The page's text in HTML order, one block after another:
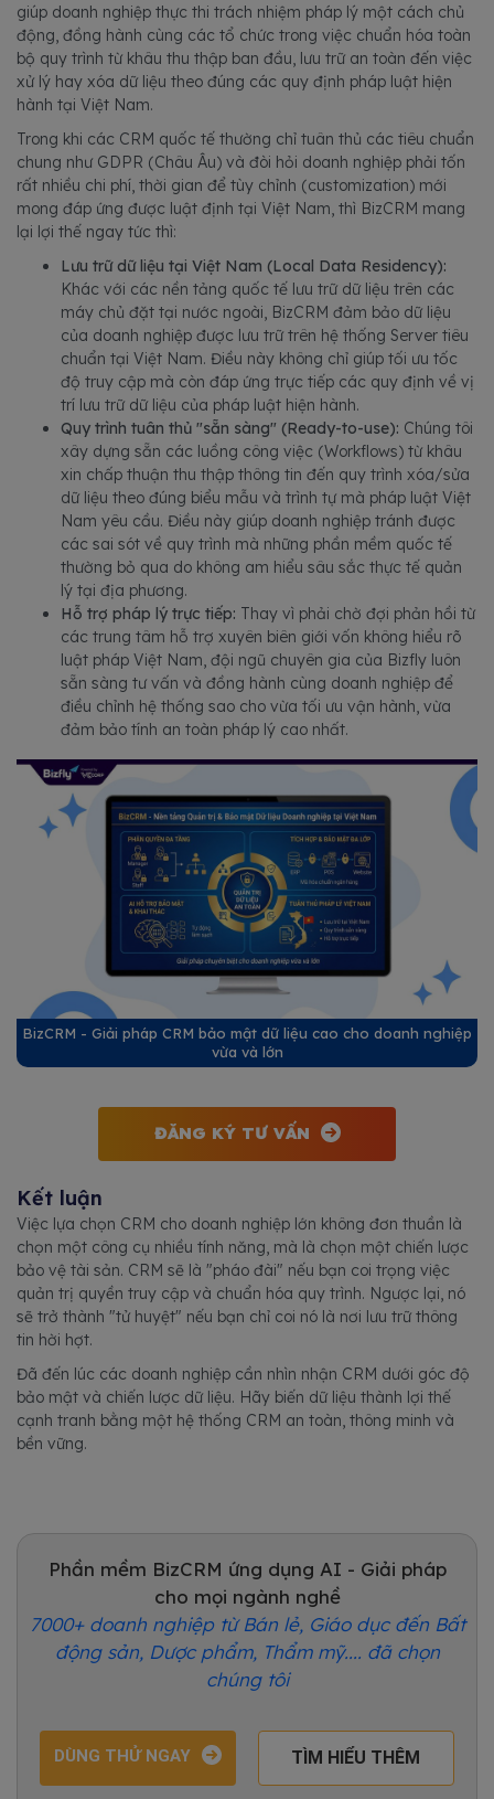
giúp doanh nghiệp thực thi trách nhiệm pháp lý một cách chủ
động, đồng hành cùng các tổ chức trong việc chuẩn hóa toàn
bộ quy trình từ khâu thu thập ban đầu, lưu trữ an toàn đến việc
xử lý hay xóa dữ liệu theo đúng các quy định pháp luật hiện
hành tại Việt Nam.
Trong khi các CRM quốc tế thường chỉ tuân thủ các tiêu chuẩn
chung như GDPR (Châu Âu) và đòi hỏi doanh nghiệp phải tốn
rất nhiều chi phí, thời gian để tùy chỉnh (customization) mới
mong đáp ứng được luật định tại Việt Nam, thì BizCRM mang
lại lợi thế ngay tức thì:
Lưu trữ dữ liệu tại Việt Nam (Local Data Residency):
Khác với các nền tảng quốc tế lưu trữ dữ liệu trên các
máy chủ đặt tại nước ngoài, BizCRM đảm bảo dữ liệu
của doanh nghiệp được lưu trữ trên hệ thống Server tiêu
chuẩn tại Việt Nam. Điều này không chỉ giúp tối ưu tốc
độ truy cập mà còn đáp ứng trực tiếp các quy định về vị
trí lưu trữ dữ liệu của pháp luật hiện hành.
Quy trình tuân thủ "sẵn sàng" (Ready-to-use): Chúng tôi
xây dựng sẵn các luồng công việc (Workflows) từ khâu
xin chấp thuận thu thập thông tin đến quy trình xóa/sửa
dữ liệu theo đúng biểu mẫu và trình tự mà pháp luật Việt
Nam yêu cầu. Điều này giúp doanh nghiệp tránh được
các sai sót về quy trình mà những phần mềm quốc tế
thường bỏ qua do không am hiểu sâu sắc thực tế quản
lý tại địa phương.
Hỗ trợ pháp lý trực tiếp: Thay vì phải chờ đợi phản hồi từ
các trung tâm hỗ trợ xuyên biên giới vốn không hiểu rõ
luật pháp Việt Nam, đội ngũ chuyên gia của Bizfly luôn
sẵn sàng tư vấn và đồng hành cùng doanh nghiệp để
điều chỉnh hệ thống sao cho vừa tối ưu vận hành, vừa
đảm bảo tính an toàn pháp lý cao nhất.
BizCRM - Giải pháp CRM bảo mật dữ liệu cao cho doanh nghiệp
vừa và lớn
ĐĂNG KÝ TƯ VẤN
Kết luận
Việc lựa chọn CRM cho doanh nghiệp lớn không đơn thuần là
chọn một công cụ nhiều tính năng, mà là chọn một chiến lược
bảo vệ tài sản. CRM sẽ là "pháo đài" nếu bạn coi trọng việc
quản trị quyền truy cập và chuẩn hóa quy trình. Ngược lại, nó
sẽ trở thành "tử huyệt" nếu bạn chỉ coi nó là nơi lưu trữ thông
tin hời hợt.
Đã đến lúc các doanh nghiệp cần nhìn nhận CRM dưới góc độ
bảo mật và chiến lược dữ liệu. Hãy biến dữ liệu thành lợi thế
cạnh tranh bằng một hệ thống CRM an toàn, thông minh và
bền vững.
Phần mềm BizCRM ứng dụng AI - Giải pháp
cho mọi ngành nghề
7000+ doanh nghiệp từ Bán lẻ, Giáo dục đến Bất
động sản, Dược phẩm, Thẩm mỹ.... đã chọn
chúng tôi
DÙNG THỬ NGAY TÌM HIỂU THÊM